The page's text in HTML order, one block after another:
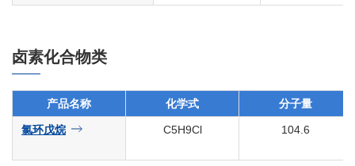
卤素化合物类
产品名称 化学式 分子量
氯环戊烷 C5H9Cl 104.6